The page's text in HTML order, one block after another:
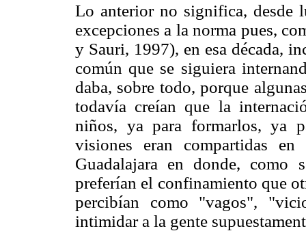
Lo anterior no significa, desde
excepciones a la norma pues,
y Sauri, 1997), en esa década,
común que se siguiera
daba, sobre todo, porque
todavía creían que la
niños, ya para formarlos, ya
visiones eran compartidas
Guadalajara en donde, como
preferían el confinamiento que
percibían como "vagos",
intimidar a la gente